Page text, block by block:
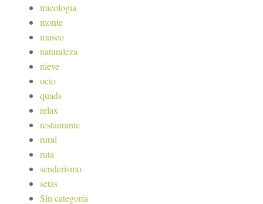
micología
monte
museo
naturaleza
nieve
ocio
quads
relax
restaurante
rural
ruta
senderismo
setas
Sin categoría